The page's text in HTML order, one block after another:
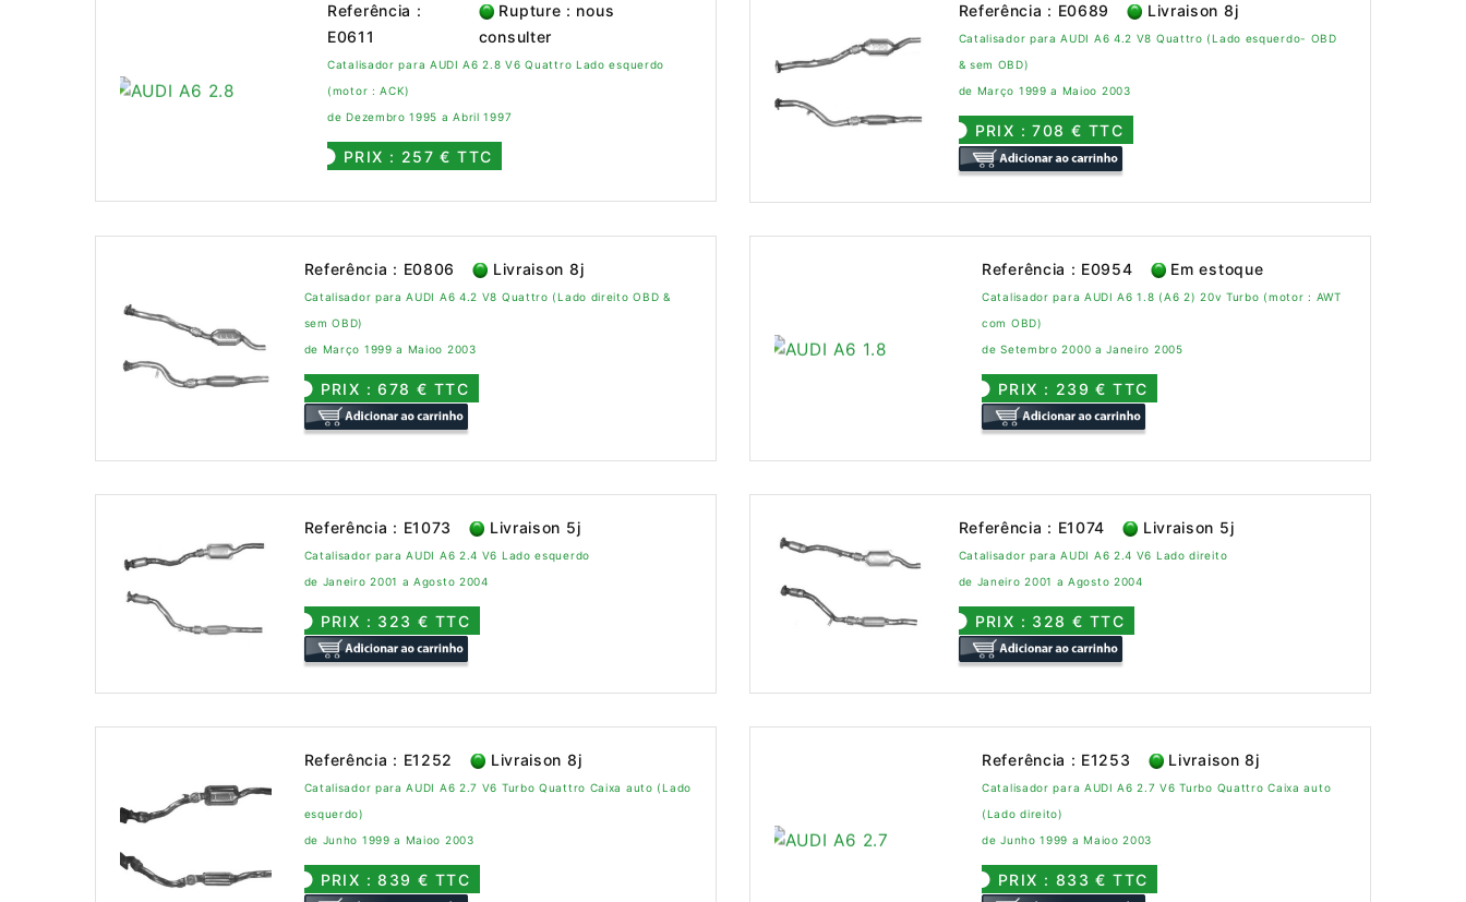
Referência :
E0611
Rupture : nous
consulter
Catalisador para AUDI A6 2.8 V6 Quattro Lado esquerdo
(motor : ACK)
de Dezembro 1995 a Abril 1997
PRIX : 257 € TTC
Referência : E0689 Livraison 8j
Catalisador para AUDI A6 4.2 V8 Quattro (Lado esquerdo- OBD
& sem OBD)
de Março 1999 a Maioo 2003
PRIX : 708 € TTC
Referência : E0806 Livraison 8j
Catalisador para AUDI A6 4.2 V8 Quattro (Lado direito OBD &
sem OBD)
de Março 1999 a Maioo 2003
PRIX : 678 € TTC
Referência : E0954 Em estoque
Catalisador para AUDI A6 1.8 (A6 2) 20v Turbo (motor : AWT
com OBD)
de Setembro 2000 a Janeiro 2005
PRIX : 239 € TTC
Referência : E1073 Livraison 5j
Catalisador para AUDI A6 2.4 V6 Lado esquerdo
de Janeiro 2001 a Agosto 2004
PRIX : 323 € TTC
Referência : E1074 Livraison 5j
Catalisador para AUDI A6 2.4 V6 Lado direito
de Janeiro 2001 a Agosto 2004
PRIX : 328 € TTC
Referência : E1252 Livraison 8j
Catalisador para AUDI A6 2.7 V6 Turbo Quattro Caixa auto (Lado
esquerdo)
de Junho 1999 a Maioo 2003
PRIX : 839 € TTC
Referência : E1253 Livraison 8j
Catalisador para AUDI A6 2.7 V6 Turbo Quattro Caixa auto
(Lado direito)
de Junho 1999 a Maioo 2003
PRIX : 833 € TTC